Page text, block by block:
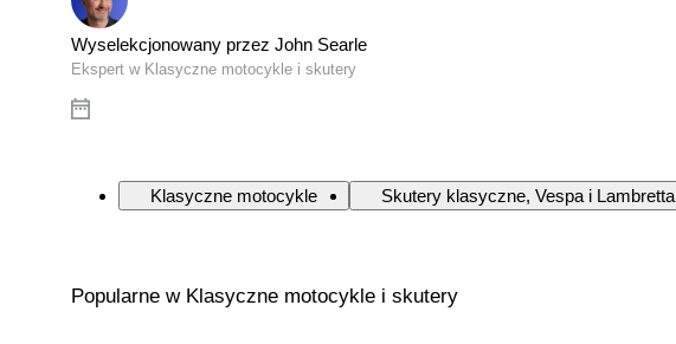
Wyselekcjonowany przez John Searle
Ekspert w Klasyczne motocykle i skutery
Klasyczne motocykle Skutery klasyczne, Vespa i Lambretta
Popularne w Klasyczne motocykle i skutery